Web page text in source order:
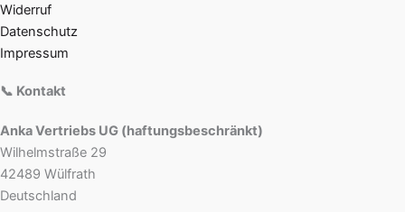
Widerruf
Datenschutz
Impressum
📞 Kontakt
Anka Vertriebs UG (haftungsbeschränkt)
Wilhelmstraße 29
42489 Wülfrath
Deutschland